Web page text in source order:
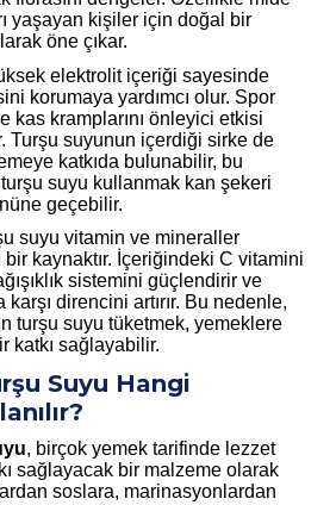
yaşayan kişiler için doğal bir
öne çıkar.
elektrolit içeriği sayesinde
korumaya yardımcı olur. Spor
kas kramplarını önleyici etkisi
Turşu suyunun içerdiği sirke de
katkıda bulunabilir, bu
suyu kullanmak kan şekeri
geçebilir.
suyu vitamin ve mineraller
bir kaynaktır. İçeriğindeki C vitamini
sistemini güçlendirir ve
direncini artırır. Bu nedenle,
turşu suyu tüketmek, yemeklere
katkı sağlayabilir.
Suyu Hangi
, birçok yemek tarifinde lezzet
sağlayacak bir malzeme olarak
soslara, marinasyonlardan